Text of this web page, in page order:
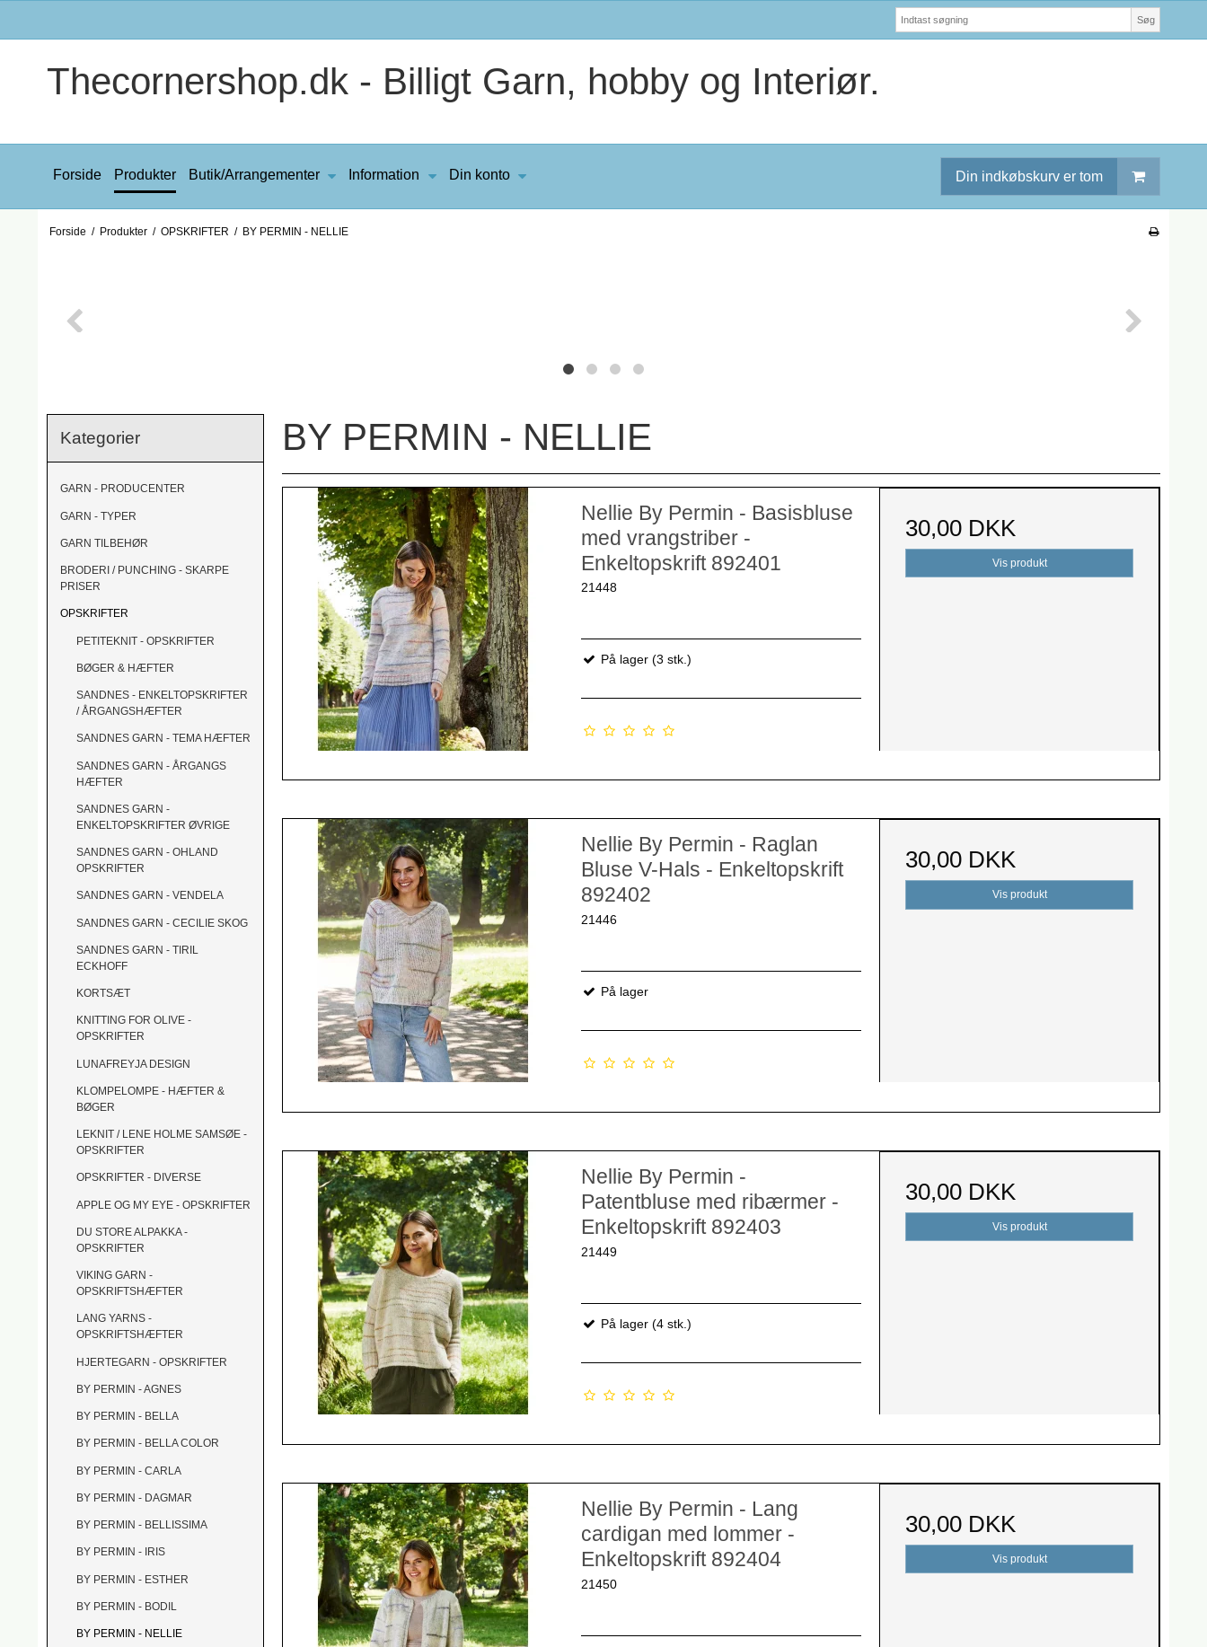
Søg
Thecornershop.dk - Billigt Garn, hobby og Interiør.
Forside Produkter Butik/Arrangementer Information Din konto Din indkøbskurv er tom
Forside / Produkter / OPSKRIFTER / BY PERMIN - NELLIE
Kategorier
GARN - PRODUCENTER
GARN - TYPER
GARN TILBEHØR
BRODERI / PUNCHING - SKARPE
PRISER
OPSKRIFTER
PETITEKNIT - OPSKRIFTER
BØGER & HÆFTER
SANDNES - ENKELTOPSKRIFTER
/ ÅRGANGSHÆFTER
SANDNES GARN - TEMA HÆFTER
SANDNES GARN - ÅRGANGS
HÆFTER
SANDNES GARN -
ENKELTOPSKRIFTER ØVRIGE
SANDNES GARN - OHLAND
OPSKRIFTER
SANDNES GARN - VENDELA
SANDNES GARN - CECILIE SKOG
SANDNES GARN - TIRIL
ECKHOFF
KORTSÆT
KNITTING FOR OLIVE -
OPSKRIFTER
LUNAFREYJA DESIGN
KLOMPELOMPE - HÆFTER &
BØGER
LEKNIT / LENE HOLME SAMSØE -
OPSKRIFTER
OPSKRIFTER - DIVERSE
APPLE OG MY EYE - OPSKRIFTER
DU STORE ALPAKKA -
OPSKRIFTER
VIKING GARN -
OPSKRIFTSHÆFTER
LANG YARNS -
OPSKRIFTSHÆFTER
HJERTEGARN - OPSKRIFTER
BY PERMIN - AGNES
BY PERMIN - BELLA
BY PERMIN - BELLA COLOR
BY PERMIN - CARLA
BY PERMIN - DAGMAR
BY PERMIN - BELLISSIMA
BY PERMIN - IRIS
BY PERMIN - ESTHER
BY PERMIN - BODIL
BY PERMIN - NELLIE
BY PERMIN - NELLIE
Nellie By Permin - Basisbluse
med vrangstriber -
Enkeltopskrift 892401
21448
På lager (3 stk.)
30,00 DKK
Vis produkt
Nellie By Permin - Raglan
Bluse V-Hals - Enkeltopskrift
892402
21446
På lager
30,00 DKK
Vis produkt
Nellie By Permin -
Patentbluse med ribærmer -
Enkeltopskrift 892403
21449
På lager (4 stk.)
30,00 DKK
Vis produkt
Nellie By Permin - Lang
cardigan med lommer -
Enkeltopskrift 892404
21450
30,00 DKK
Vis produkt